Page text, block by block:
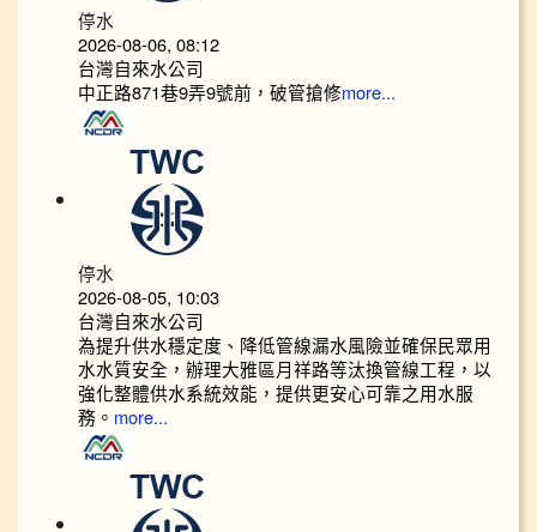
停水
2026-08-06, 08:12
台灣自來水公司
中正路871巷9弄9號前，破管搶修more...
停水
2026-08-05, 10:03
台灣自來水公司
為提升供水穩定度、降低管線漏水風險並確保民眾用
水水質安全，辦理大雅區月祥路等汰換管線工程，以
強化整體供水系統效能，提供更安心可靠之用水服
務。 more...